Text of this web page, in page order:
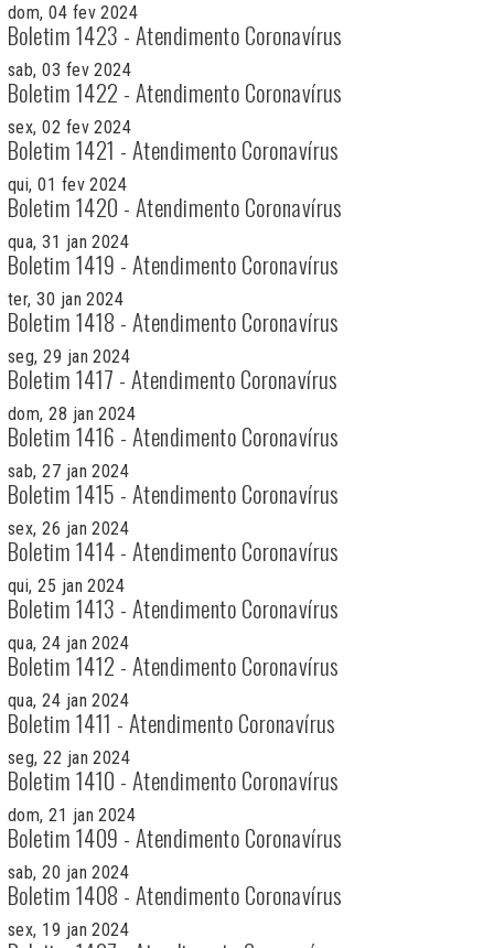
dom, 04 fev 2024
Boletim 1423 - Atendimento Coronavírus
sab, 03 fev 2024
Boletim 1422 - Atendimento Coronavírus
sex, 02 fev 2024
Boletim 1421 - Atendimento Coronavírus
qui, 01 fev 2024
Boletim 1420 - Atendimento Coronavírus
qua, 31 jan 2024
Boletim 1419 - Atendimento Coronavírus
ter, 30 jan 2024
Boletim 1418 - Atendimento Coronavírus
seg, 29 jan 2024
Boletim 1417 - Atendimento Coronavírus
dom, 28 jan 2024
Boletim 1416 - Atendimento Coronavírus
sab, 27 jan 2024
Boletim 1415 - Atendimento Coronavírus
sex, 26 jan 2024
Boletim 1414 - Atendimento Coronavírus
qui, 25 jan 2024
Boletim 1413 - Atendimento Coronavírus
qua, 24 jan 2024
Boletim 1412 - Atendimento Coronavírus
qua, 24 jan 2024
Boletim 1411 - Atendimento Coronavírus
seg, 22 jan 2024
Boletim 1410 - Atendimento Coronavírus
dom, 21 jan 2024
Boletim 1409 - Atendimento Coronavírus
sab, 20 jan 2024
Boletim 1408 - Atendimento Coronavírus
sex, 19 jan 2024